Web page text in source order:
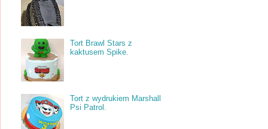
Tort Brawl Stars z
kaktusem Spike.
Tort z wydrukiem Marshall
Psi Patrol.